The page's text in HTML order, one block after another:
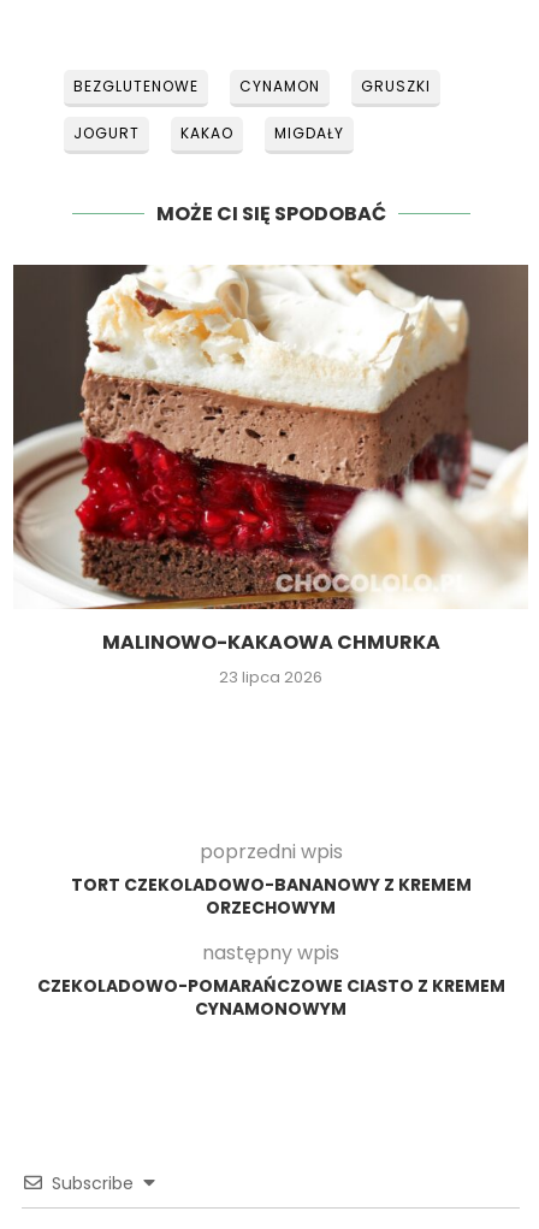
BEZGLUTENOWE CYNAMON GRUSZKI
JOGURT KAKAO MIGDAŁY
MOŻE CI SIĘ SPODOBAĆ
MALINOWO-KAKAOWA CHMURKA
23 lipca 2026
poprzedni wpis
TORT CZEKOLADOWO-BANANOWY Z KREMEM
ORZECHOWYM
następny wpis
CZEKOLADOWO-POMARAŃCZOWE CIASTO Z KREMEM
CYNAMONOWYM
Subscribe